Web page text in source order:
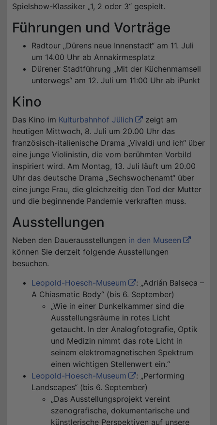
Spielshow-Klassiker „1, 2 oder 3“ gespielt.
Führungen und Vorträge
Radtour „Dürens neue Innenstadt“ am 11. Juli
um 14.00 Uhr ab Annakirmesplatz
Dürener Stadtführung „Mit der Küchenmamsell
unterwegs“ am 12. Juli um 11:00 Uhr ab iPunkt
Kino
Das Kino im Kulturbahnhof Jülich
zeigt am
heutigen Mittwoch, 8. Juli um 20.00 Uhr das
französisch-italienische Drama „Vivaldi und ich“ über
eine junge Violinistin, die vom berühmten Vorbild
inspiriert wird. Am Montag, 13. Juli läuft um 20.00
Uhr das deutsche Drama „Sechswochenamt“ über
eine junge Frau, die gleichzeitig den Tod der Mutter
und die beginnende Pandemie verkraften muss.
Ausstellungen
Neben den Dauerausstellungen in den Museen
können Sie derzeit folgende Ausstellungen
besuchen.
Leopold-Hoesch-Museum
: „Adrián Balseca –
A Chiasmatic Body“ (bis 6. September)
„Wie in einer Dunkelkammer sind die
Ausstellungsräume in rotes Licht
getaucht. In der Analogfotografie, Optik
und Medizin nimmt das rote Licht in
seinem elektromagnetischen Spektrum
einen wichtigen Stellenwert ein.“
Leopold-Hoesch-Museum
: „Performing
Landscapes“ (bis 6. September)
„Das Ausstellungsprojekt vereint
szenografische, dokumentarische und
künstlerische Perspektiven auf unsere